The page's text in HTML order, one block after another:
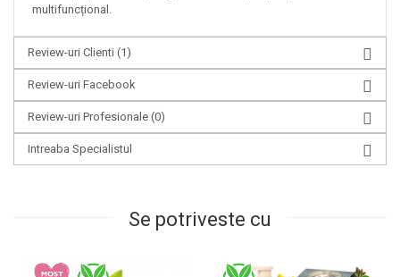
multifuncțional.
Review-uri Clienti (1)
Review-uri Facebook
Review-uri Profesionale (0)
Intreaba Specialistul
Se potriveste cu